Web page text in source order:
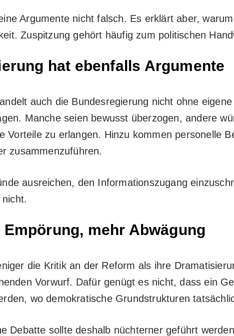
Argumente nicht falsch. Es erklärt aber,
Zuspitzung gehört häufig zum politischen
hat ebenfalls Argumente
auch die Bundesregierung nicht ohne
Manche seien bewusst überzogen, andere
Vorteile zu erlangen. Hinzu kommen personelle
zusammenzuführen.
ausreichen, den Informationszugang
Empörung, mehr Abwägung
die Kritik an der Reform als ihre
Vorwurf. Dafür genügt es nicht, dass ein
wo demokratische Grundstrukturen
Debatte sollte deshalb nüchterner geführt